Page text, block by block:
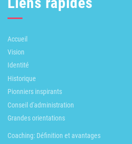
Accueil
Vision
Identité
Historique
Pionniers inspirants
Conseil d'administration
Grandes orientations
Coaching: Définition et avantages